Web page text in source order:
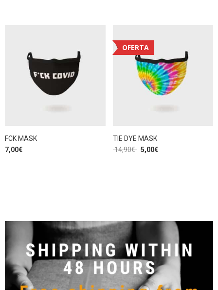
FCK MASK
7,00€
OFERTA
TIE DYE MASK
14,90€ 5,00€